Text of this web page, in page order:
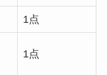
1点
1点